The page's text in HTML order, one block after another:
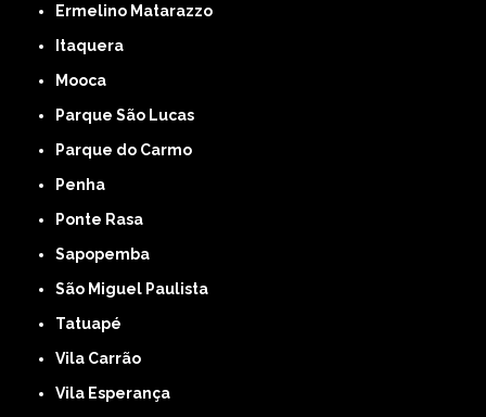
Ermelino Matarazzo
Itaquera
Mooca
Parque São Lucas
Parque do Carmo
Penha
Ponte Rasa
Sapopemba
São Miguel Paulista
Tatuapé
Vila Carrão
Vila Esperança